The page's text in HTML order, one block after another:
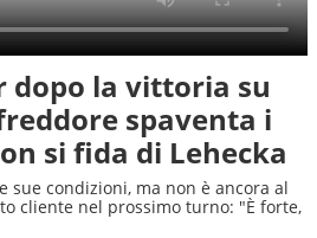
dopo la vittoria su
spaventa i
si fida di Lehecka
sue condizioni, ma non è ancora al
cliente nel prossimo turno: "È forte,